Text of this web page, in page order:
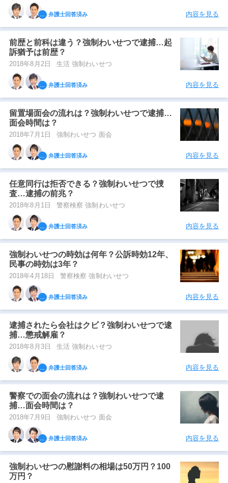
弁護士回答済み 内容を見る
前歴と前科は違う？強制わいせつで逮捕…起
訴猶予は前歴？
2018年8月2日 生活 強制わいせつ
弁護士回答済み 内容を見る
留置場面会の流れは？強制わいせつで逮捕…
面会時間は？
2018年7月1日 強制わいせつ 面会
弁護士回答済み 内容を見る
任意同行は拒否できる？強制わいせつで捜
査…逮捕の前兆？
2018年8月1日 警察検察 強制わいせつ
弁護士回答済み 内容を見る
強制わいせつの時効は何年？公訴時効12年、
民事の時効は3年？
2018年4月18日 警察検察 強制わいせつ
弁護士回答済み 内容を見る
逮捕されたら会社はクビ？強制わいせつで逮
捕…懲戒解雇？
2018年8月3日 生活 強制わいせつ
弁護士回答済み 内容を見る
警察での面会の流れは？強制わいせつで逮
捕…面会時間は？
2018年7月9日 強制わいせつ 面会
弁護士回答済み 内容を見る
強制わいせつの慰謝料の相場は50万円？100
万円？